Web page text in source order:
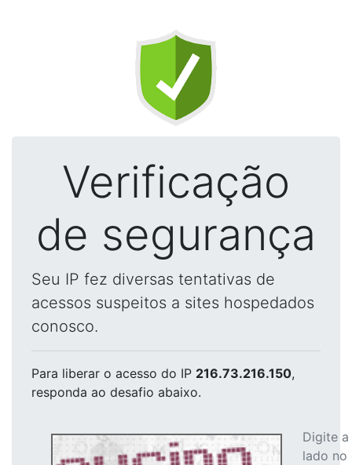
Verificação
de segurança
Seu IP fez diversas tentativas de
acessos suspeitos a sites hospedados
conosco.
Para liberar o acesso do IP 216.73.216.150,
responda ao desafio abaixo.
Digite
lado no